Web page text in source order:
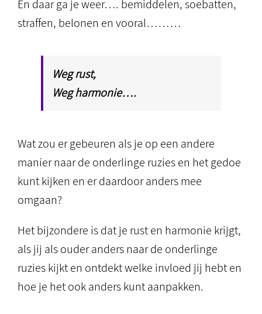
En daar ga je weer…. bemiddelen, soebatten,
straffen, belonen en vooral………
Wegrust,
Weg harmonie….
Wat zou er gebeuren als je op een andere
manier naar de onderlinge ruzies en het gedoe
kunt kijken en er daardoor anders mee
omgaan?
Het bijzondere is dat je rust en harmonie krijgt,
als jij als ouder anders naar de onderlinge
ruzies kijkt en ontdekt welke invloed jij hebt en
hoe je het ook anders kunt aanpakken.